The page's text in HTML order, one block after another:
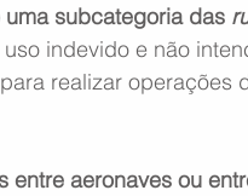
subcategoria das
indevido e não
realizar operações
entre aeronaves ou